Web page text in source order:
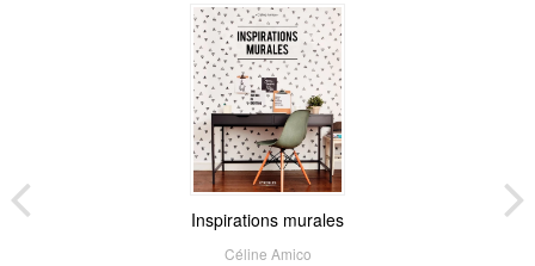
Inspirations murales
Céline Amico